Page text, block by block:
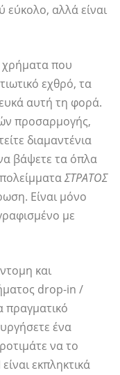
εύκολο, αλλά είναι
που
εχθρό, τα
αυτή τη φορά.
προσαρμογής,
διαμαντένια
βάψετε τα όπλα
ΣΤΡΑΤΟΣ
Είναι μόνο
με
και
drop-in /
πραγματικό
ένα
να το
εκπληκτικά